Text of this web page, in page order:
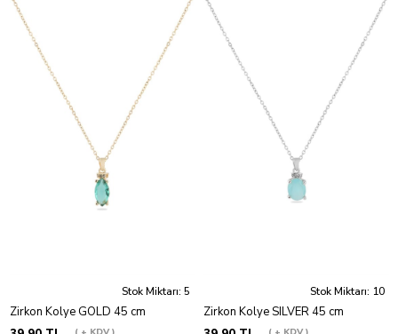
Stok Miktarı: 5
Zirkon Kolye GOLD 45 cm
Stok Miktarı: 10
Zirkon Kolye SILVER 45 cm